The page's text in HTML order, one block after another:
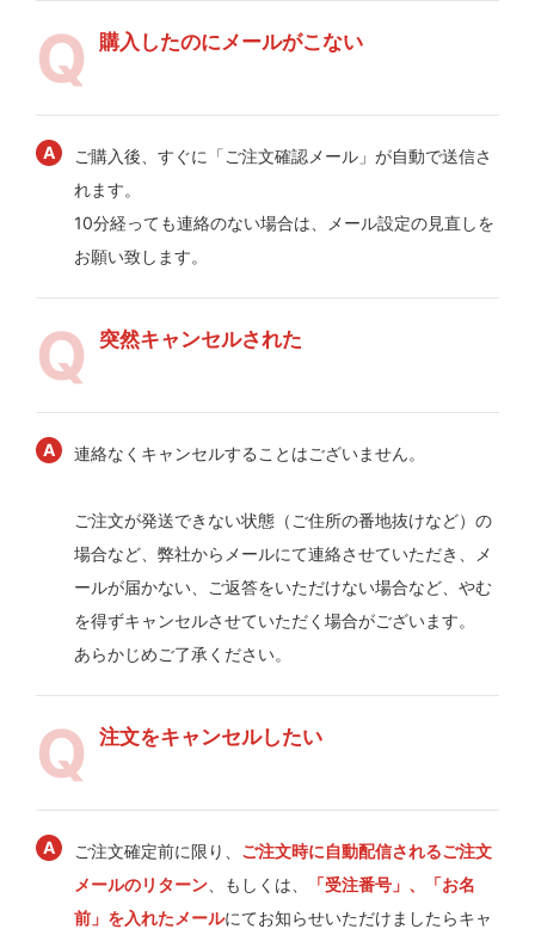
購入したのにメールがこない
ご購入後、すぐに「ご注文確認メール」が自動で送信さ
れます。
10分経っても連絡のない場合は、メール設定の見直しを
お願い致します。
突然キャンセルされた
連絡なくキャンセルすることはございません。
ご注文が発送できない状態（ご住所の番地抜けなど）の
場合など、弊社からメールにて連絡させていただき、メ
ールが届かない、ご返答をいただけない場合など、やむ
を得ずキャンセルさせていただく場合がございます。
あらかじめご了承ください。
注文をキャンセルしたい
ご注文確定前に限り、 ご注文時に自動配信されるご注文
メールのリターン 、もしくは、
「受注番号」、「お名
前」を入れたメールにてお知らせいただけましたらキャ